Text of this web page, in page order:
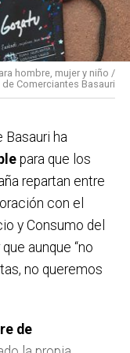
para las
carpa de
de Solobarria.
de lanzamiento
Partyman
en los
plaza Mojaparte.
Rodríguez en
hombre, mujer y niño /
Comerciantes Basauri
ha
para que los
repartan entre
con el
y Consumo del
aunque “no
no queremos
de